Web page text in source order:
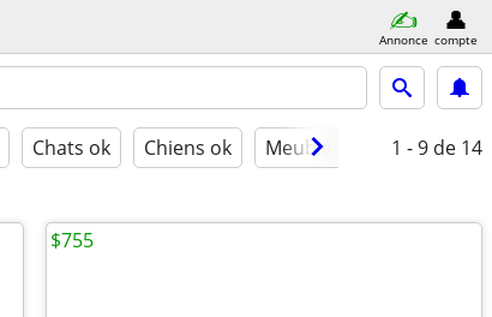
Annonce compte
Chats ok Chiens ok Meublé ✓ Non-
1 - 9 de 14
$755